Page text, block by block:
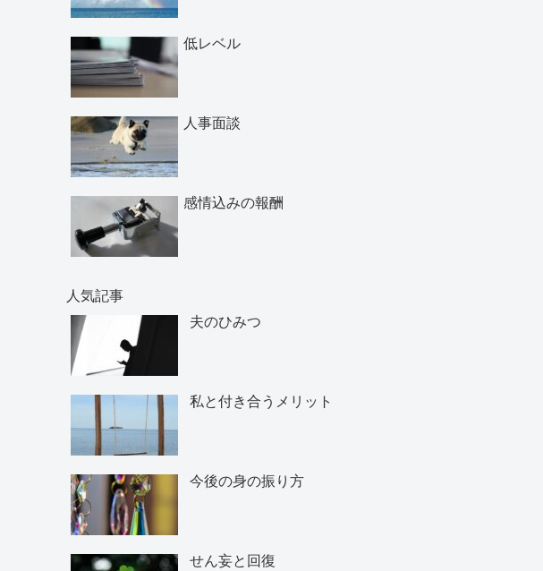
低レベル
人事面談
感情込みの報酬
人気記事
夫のひみつ
私と付き合うメリット
今後の身の振り方
せん妄と回復